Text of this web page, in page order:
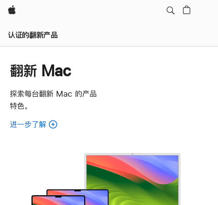
Apple
认证的翻新产品
翻新 Mac
探索每台翻新 Mac 的产品
特色。
进一步了解
Mac。